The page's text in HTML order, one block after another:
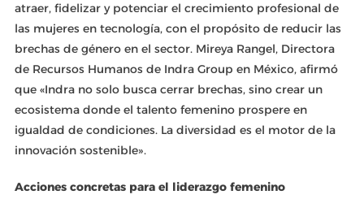
atraer, fidelizar y potenciar el crecimiento profesional de
las mujeres en tecnología, con el propósito de reducir las
brechas de género en el sector. Mireya Rangel, Directora
de Recursos Humanos de Indra Group en México, afirmó
que «Indra no solo busca cerrar brechas, sino crear un
ecosistema donde el talento femenino prospere en
igualdad de condiciones. La diversidad es el motor de la
innovación sostenible».
Acciones concretas para el liderazgo femenino